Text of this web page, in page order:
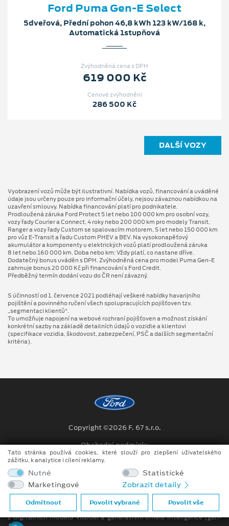
Ford Puma Gen-E Select
5dveřová, Přední pohon 46,8 kWh 123 kW/168 k,
Automatická 1stupňová
Zvýhodněná cena s DPH
619 000 Kč
Cenové zvýhodnění
286 500 Kč
DALŠÍ VOZY
Vyobrazení vozů může být ilustrativní. Nabídka vozů, financování a uváděné
údaje jsou určeny pouze pro informační účely, nejsou závaznou nabídkou na
uzavření smlouvy. Nabídka financování platí pro podnikatele.
Prodloužená záruka Ford Protect 5 let nebo 100 000 km pro osobní vozy,
vozy řady Courier a Connect, 4 roky nebo 200 000 km pro modely Transit,
Ranger a vozy řady Custom se spalovacím motorem, 5 let nebo 150 000 km
pro vůz E-Transit a řadu Custom PHEV a BEV. Na vysokonapěťový
akumulátor a komponenty u elektrických vozů platí prodloužená záruka
8 let nebo 160 000 km. Doba nebo km: Vždy platí, co nastane dříve.
Dodatečný bonus uváděn s DPH. Zvýhodněná cena pro model Puma Gen⁠-⁠E
zahrnuje bonus 20 000 Kč při financování s Ford Credit.
Předběžný termín dodání vozu do ČR není závazný.
S účinností od 1. července 2021 podléhají veškeré nabídky havarijního
pojištění a povinného ručení všech spolupracujících pojišťoven tzv.
„segmentaci klientů“.
To umožňuje napojení na webové rozhraní pojišťoven a možnost získání
konkrétní sazby na základě detailních údajů o vozidle a klientovi
(specifikace vozidla, škodovost, zabezpečení, PSČ a dalších segmentační
kritéria).
Copyright ©2026 F. 67 s.r.o.
Obchodní podmínky
Ochrana osobních údajů
Prohlášení o zpracování údajů konečných zákazníků
Při tvorbě videí a obrázků na tomto webu je využíváno kombinace
tradičních fotografií či videí, počítačem generovaných snímků (CGI)
z digitálních modelů vozidel a generativní umělé inteligence (gen-
Tato stránka používá cookies, které slouží pro zlepšení uživatelského
zážitku, k analytice i cílení reklamy.
Nutné
Statistické
Marketingové
Zobrazit detaily
Odmítnout Povolit vybrané Povolit vše